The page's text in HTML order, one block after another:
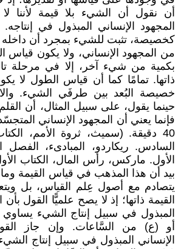
أن نقول أن الشيء بلا قيمة لأننا
المجهود الإنساني المبذول في
كخصيصة، تثبت للشيء بمجرد أن داخله
من المجهود الإنساني، ولا يكون قياس
بكمية من شيء آخر، إلا في مرحلة
ذاتها. تمامًا كما أن قياس الطول لا
خصيصة البُعد بين طرفَي الشيء.
فإنما يعني أن المجهود الإنساني
40 دقيقة. (سميث، ثروة الأمم،
السادس. ريكاردو، المبادىء،
الأول. ماركس، رأس المال، الكتاب
بيد أن هذا المذهب في قياس القيمة وما
يتصادم مع أصول عِلم القياس، بل
القيمة ذاتها؛ إذ لا يصح علميًّا القول
المبذول في سبيل إنتاج الشيء
أو (ع) من السَّاعات. وإن جاز
الإنساني المبذول في سبيل إنتاج